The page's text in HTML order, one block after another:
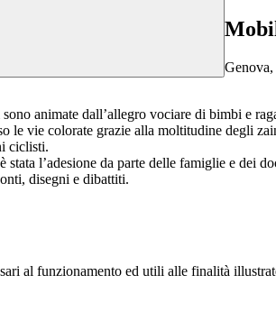
Genova,
animate dall’allegro vociare di bimbi e
le vie colorate grazie alla moltitudine degli
ciclisti.
l’adesione da parte delle famiglie e dei
disegni e dibattiti.
al funzionamento ed utili alle finalità